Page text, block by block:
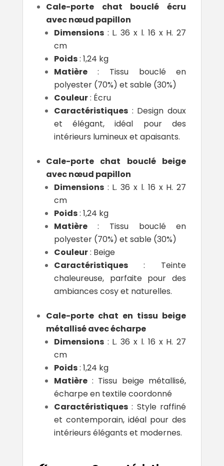
Cale-porte chat bouclé écru
avec nœud papillon
Dimensions: L. 36 x l. 16 x H. 27
cm
Poids: 1,24 kg
Matière: Tissu bouclé en
polyester (70%) et sable (30%)
Couleur: Écru
Caractéristiques: Design doux
et élégant, idéal pour des
intérieurs lumineux et apaisants.
Cale-porte chat bouclé beige
avec nœud papillon
Dimensions: L. 36 x l. 16 x H. 27
cm
Poids: 1,24 kg
Matière: Tissu bouclé en
polyester (70%) et sable (30%)
Couleur: Beige
Caractéristiques: Teinte
chaleureuse, parfaite pour des
ambiances cosy et naturelles.
Cale-porte chat en tissu beige
métallisé avec écharpe
Dimensions: L. 36 x l. 16 x H. 27
cm
Poids: 1,24 kg
Matière: Tissu beige métallisé,
écharpe en textile coordonné
Caractéristiques: Style raffiné
et contemporain, idéal pour des
intérieurs élégants et modernes.